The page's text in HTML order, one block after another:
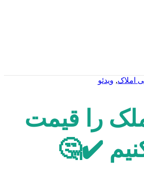
املاک, ویدئو
را قیمت
✔️🤔